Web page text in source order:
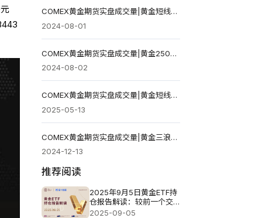
COMEX黄金期货实盘成交量|黄金短线承压 站上2485美元才能延续涨势
2024-08-01
COMEX黄金期货实盘成交量|黄金2500美元选择方向 晚间非农提供指引
2024-08-02
COMEX黄金期货实盘成交量|黄金短线留意3276美元 日内关注美国CPI数据
2025-05-13
COMEX黄金期货实盘成交量|黄金三浪回调 2684美元决定多头反击势头
2024-12-13
推荐阅读
2025年9月5日黄金ETF持
仓报告解读：较前一个交
易日减少2.29吨
2025-09-05